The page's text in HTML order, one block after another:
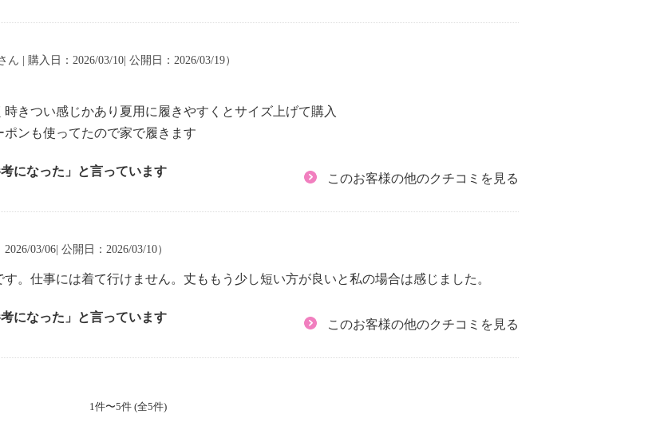
ん | 購入日：2026/03/10| 公開日：2026/03/19）
きつい感じかあり夏用に履きやすくとサイズ上げて購入
ンも使ってたので家で履きます
になった」と言っています
このお客様の他のクチコミを見る
03/06| 公開日：2026/03/10）
。仕事には着て行けません。丈ももう少し短い方が良いと私の場合は感じました。
になった」と言っています
このお客様の他のクチコミを見る
1件〜5件 (全5件)